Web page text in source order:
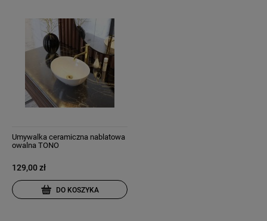
Umywalka ceramiczna nablatowa
owalna TONO
129,00 zł
DO KOSZYKA